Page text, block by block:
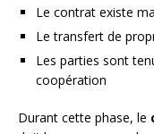
Le contrat existe
Le transfert de
Les parties sont
coopération
Durant cette phase, le